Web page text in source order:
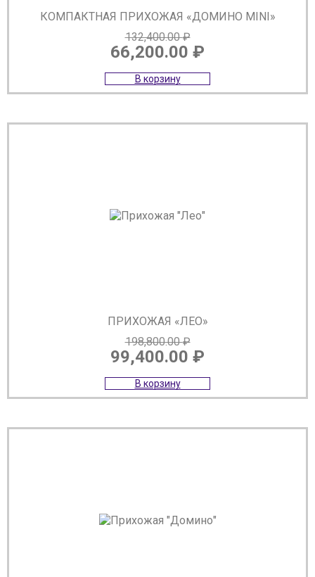
КОМПАКТНАЯ ПРИХОЖАЯ «ДОМИНО MINI»
132,400.00₽
Первоначальная
цена
составляла
66,200.00 ₽
Текущая
цена:
66,200.00 ₽.
В корзину
ПРИХОЖАЯ «ЛЕО»
198,800.00₽
Первоначальная
цена
составляла
99,400.00 ₽
Текущая
цена:
99,400.00 ₽.
В корзину